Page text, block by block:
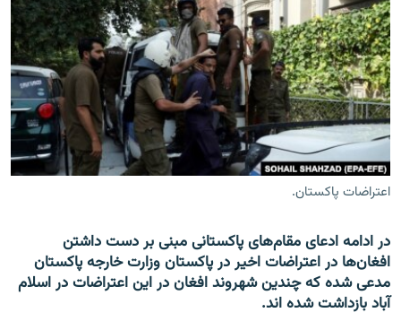
بحران مهاجرت
'کووید-۱۹'
تماس
صفحه پشتو
Azadi English
همۀ سایت‌های رادیو آزادی/ رادیو اروپای آزاد
اعتراضات پاکستان.
در ادامه ادعای مقام‌های پاکستانی مبنی بر دست داشتن
افغان‌ها در اعتراضات اخیر در پاکستان وزارت خارجه پاکستان
مدعی شده که چندین شهروند افغان در این اعتراضات در اسلام
آباد بازداشت شده اند.